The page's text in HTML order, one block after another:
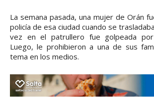
La semana pasada, una mujer de Orán
policía de esa ciudad cuando se
vez en el patrullero fue golpeada por
Luego, le prohibieron a una de sus
tema en los medios.